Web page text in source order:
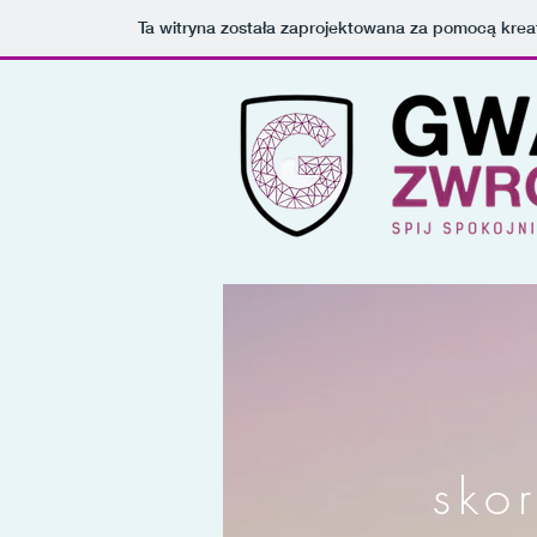
Ta witryna została zaprojektowana za pomocą